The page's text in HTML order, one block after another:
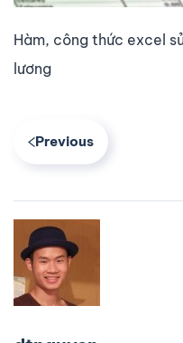
Hàm, công thức excel
lương
Previous